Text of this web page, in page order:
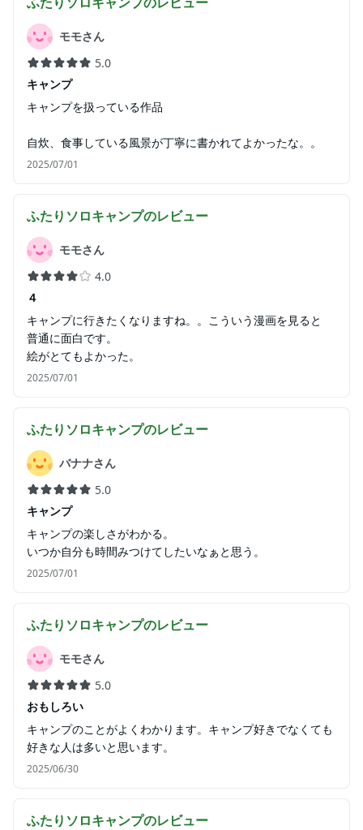
モモさん
5.0
キャンプ
キャンプを扱っている作品
自炊、食事している風景が丁寧に書かれてよかったな。。
2025/07/01
ふたりソロキャンプのレビュー
モモさん
4.0
４
キャンプに行きたくなりますね。。こういう漫画を見ると
普通に面白です。
絵がとてもよかった。
2025/07/01
ふたりソロキャンプのレビュー
バナナさん
5.0
キャンプ
キャンプの楽しさがわかる。
いつか自分も時間みつけてしたいなぁと思う。
2025/07/01
ふたりソロキャンプのレビュー
モモさん
5.0
おもしろい
キャンプのことがよくわかります。キャンプ好きでなくても
好きな人は多いと思います。
2025/06/30
ふたりソロキャンプのレビュー